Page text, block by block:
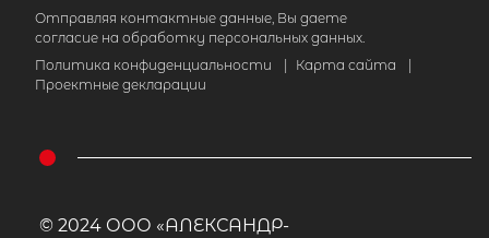
Отправляя контактные данные, Вы даете
согласие на обработку персональных данных.
Политика конфиденциальности
Карта сайта
Проектные декларации
© 2024 ООО «АЛЕКСАНДР-